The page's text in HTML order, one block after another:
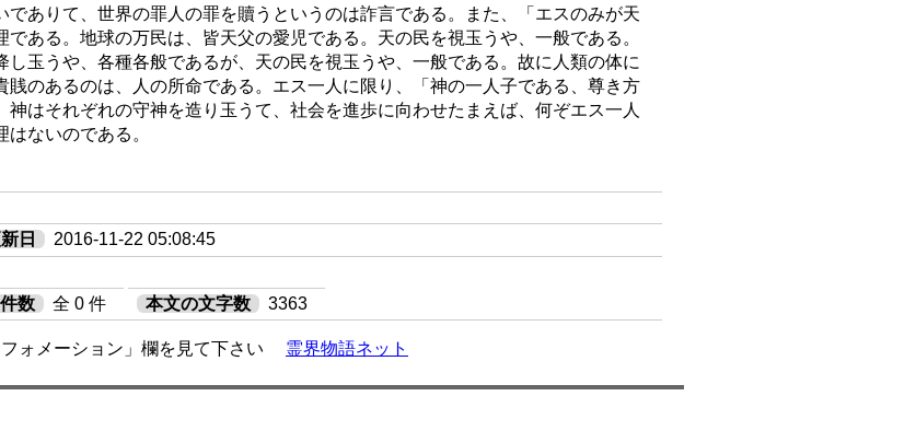
ありて、世界の罪人の罪を贖うというのは詐言である。また、「エスのみが天
ある。地球の万民は、皆天父の愛児である。天の民を視玉うや、一般である。
玉うや、各種各般であるが、天の民を視玉うや、一般である。故に人類の体に
賎のあるのは、人の所命である。エス一人に限り、「神の一人子である、尊き方
はそれぞれの守神を造り玉うて、社会を進歩に向わせたまえば、何ぞエス一人
ないのである。
日
2016-11-22 05:08:45
数 全 0 件 本文の文字数 3363
ォメーション」欄を見て下さい 霊界物語ネット